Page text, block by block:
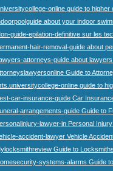
online guide to higher
about your indoor
guide-epilation-definitive sur les
hair-removal-guide about
attorneys-guide about
Guide to
online guide to
car-insurance-guide Car
arrangements-guide Guide to
lawyer-in Personal
accident-lawyer Vehicle
Guide to Locksmiths
systems-alarms Guide